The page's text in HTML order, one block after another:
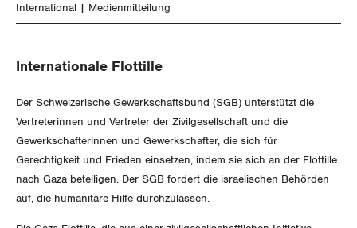
Schweiz
Landesstreik
SERVICE
GEWERKSCHAFTSMITGLIED WERDEN
DER SGB
Medien
International Medienmitteilung
Internationale Flottille
Der Schweizerische Gewerkschaftsbund (SGB) unterstützt die
Vertreterinnen und Vertreter der Zivilgesellschaft und die
Gewerkschafterinnen und Gewerkschafter, die sich für
Gerechtigkeit und Frieden einsetzen, indem sie sich an der Flottille
nach Gaza beteiligen. Der SGB fordert die israelischen Behörden
auf, die humanitäre Hilfe durchzulassen.